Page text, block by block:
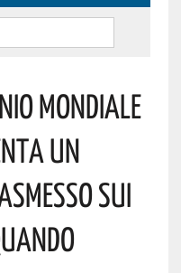
Mondiale
Un
Sui